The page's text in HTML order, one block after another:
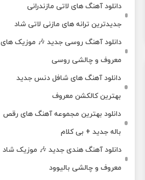
دانلود آهنگ‌ های لاتی مازندرانی
جدیدترین ترانه های مازنی لاتی شاد
دانلود آهنگ روسی جدید 🎶 موزیک‌ های
معروف و چالشی روسی
دانلود آهنگ های شافل دنس جدید
بهترین کالکشن معروف
دانلود بهترین مجموعه آهنگ های رقص
باله جدید + بی کلام
دانلود آهنگ هندی جدید 🎶 موزیک شاد
معروف و چالشی بالیوود